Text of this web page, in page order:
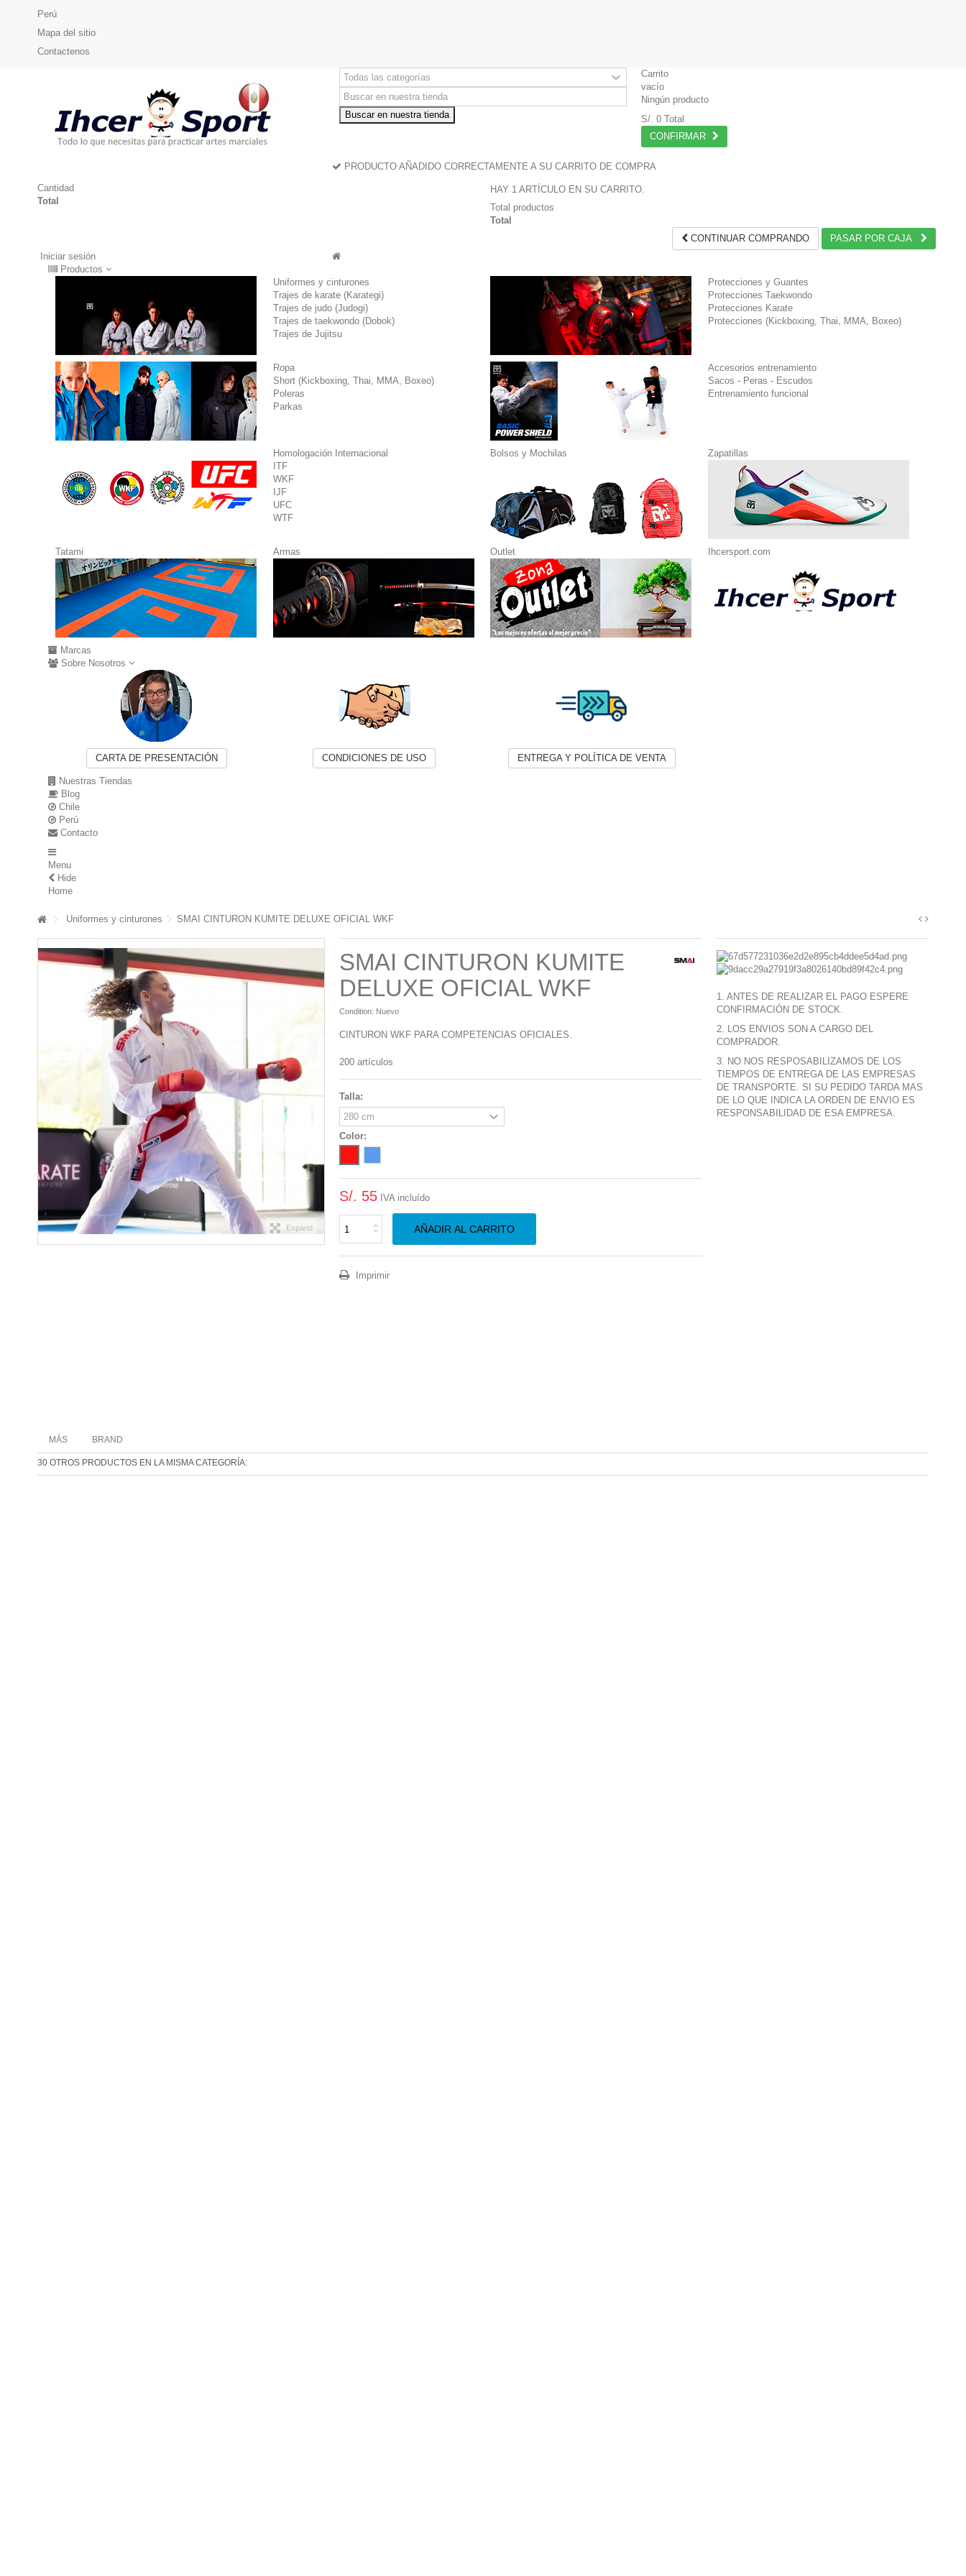
Perú
Mapa del sitio
Contactenos
Buscar en nuestra tienda
Carrito
vacío
Ningún producto
S/. 0 Total
CONFIRMAR
PRODUCTO AÑADIDO CORRECTAMENTE A SU CARRITO DE COMPRA
Cantidad
Total
HAY 1 ARTÍCULO EN SU CARRITO.
Total productos
Total
CONTINUAR COMPRANDO
PASAR POR CAJA
Iniciar sesión
Productos
Uniformes y cinturones
Trajes de karate (Karategi)
Trajes de judo (Judogi)
Trajes de taekwondo (Dobok)
Trajes de Jujitsu
Protecciones y Guantes
Protecciones Taekwondo
Protecciones Karate
Protecciones (Kickboxing, Thai, MMA, Boxeo)
Ropa
Short (Kickboxing, Thai, MMA, Boxeo)
Poleras
Parkas
Accesorios entrenamiento
Sacos - Peras - Escudos
Entrenamiento funcional
Homologación Internacional
ITF
WKF
IJF
UFC
WTF
Bolsos y Mochilas Zapatillas
Tatami Armas Outlet Ihcersport.com
Marcas
Sobre Nosotros
CARTA DE PRESENTACIÓN CONDICIONES DE USO ENTREGA Y POLÍTICA DE VENTA
Nuestras Tiendas
Blog
Chile
Perú
Contacto
Menu
Hide
Home
Uniformes y cinturones SMAI CINTURON KUMITE DELUXE OFICIAL WKF
Expand
SMAI CINTURON KUMITE
DELUXE OFICIAL WKF
Condition: Nuevo
CINTURON WKF PARA COMPETENCIAS OFICIALES.
200 artículos
Talla:
Color:
S/. 55 IVA incluído
AÑADIR AL CARRITO
Imprimir
1. ANTES DE REALIZAR EL PAGO ESPERE
CONFIRMACIÓN DE STOCK.
2. LOS ENVIOS SON A CARGO DEL
COMPRADOR.
3. NO NOS RESPOSABILIZAMOS DE LOS
TIEMPOS DE ENTREGA DE LAS EMPRESAS
DE TRANSPORTE. SI SU PEDIDO TARDA MAS
DE LO QUE INDICA LA ORDEN DE ENVIO ES
RESPONSABILIDAD DE ESA EMPRESA.
MÁS BRAND
30 OTROS PRODUCTOS EN LA MISMA CATEGORÍA: